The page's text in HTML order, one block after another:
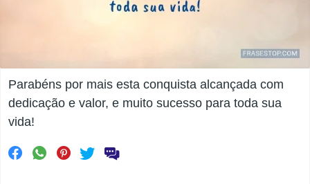
Parabéns por mais esta conquista alcançada com
dedicação e valor, e muito sucesso para toda sua
vida!